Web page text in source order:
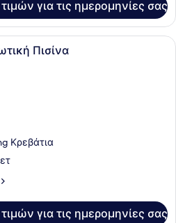
για τις ημερομηνίες σας
Ένα δωμάτιο ξενοδοχείου με ένα
Πισίνα
Κρεβάτια
για τις ημερομηνίες σας